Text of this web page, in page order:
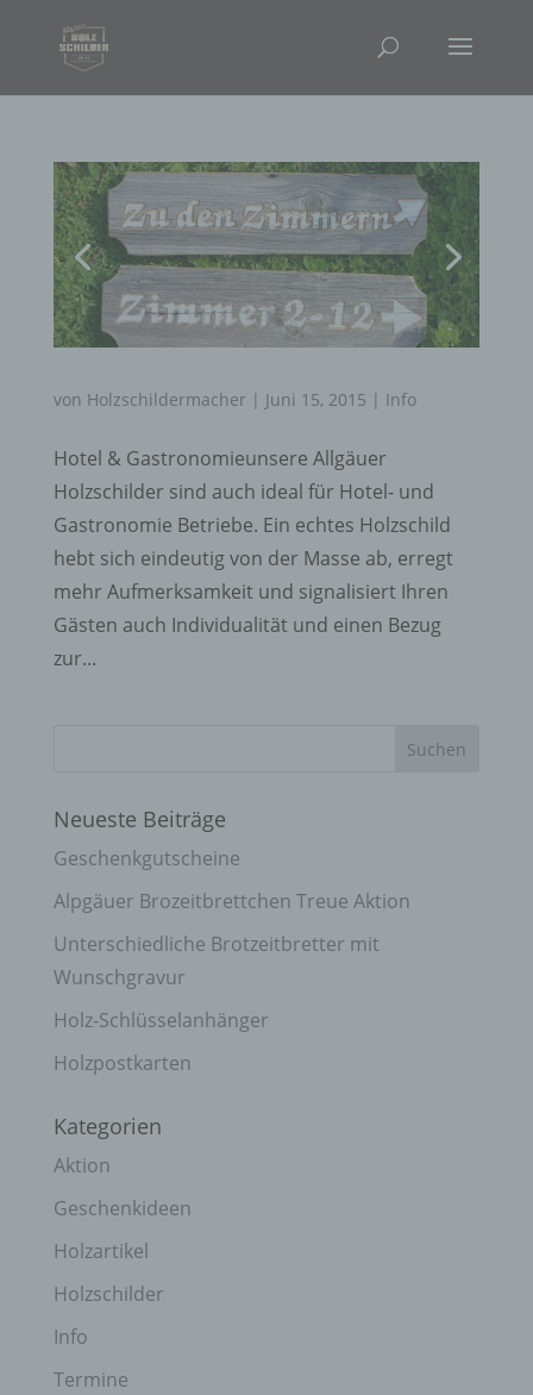
von Holzschildermacher | Juni 15, 2015 | Info
Hotel & Gastronomieunsere Allgäuer
Holzschilder sind auch ideal für Hotel- und
Gastronomie Betriebe. Ein echtes Holzschild
hebt sich eindeutig von der Masse ab, erregt
mehr Aufmerksamkeit und signalisiert Ihren
Gästen auch Individualität und einen Bezug
zur...
Neueste Beiträge
Geschenkgutscheine
Alpgäuer Brozeitbrettchen Treue Aktion
Unterschiedliche Brotzeitbretter mit
Wunschgravur
Holz-Schlüsselanhänger
Holzpostkarten
Kategorien
Aktion
Geschenkideen
Holzartikel
Holzschilder
Info
Termine